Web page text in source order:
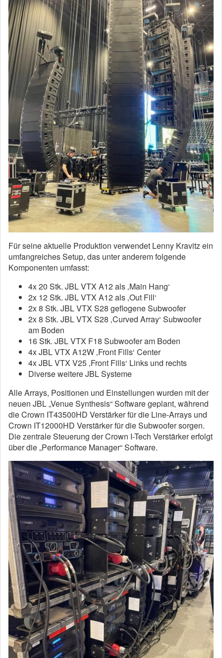
Für seine aktuelle Produktion verwendet Lenny Kravitz ein
umfangreiches Setup, das unter anderem folgende
Komponenten umfasst:
4x 20 Stk. JBL VTX A12 als ‚Main Hang‘
2x 12 Stk. JBL VTX A12 als ‚Out Fill‘
2x 8 Stk. JBL VTX S28 geflogene Subwoofer
2x 8 Stk. JBL VTX S28 ‚Curved Array‘ Subwoofer
am Boden
16 Stk. JBL VTX F18 Subwoofer am Boden
4x JBL VTX A12W ‚Front Fills‘ Center
4x JBL VTX V25 ‚Front Fills‘ Links und rechts
Diverse weitere JBL Systeme
Alle Arrays, Positionen und Einstellungen wurden mit der
neuen JBL „Venue Synthesis“ Software geplant, während
die Crown IT43500HD Verstärker für die Line-Arrays und
Crown IT12000HD Verstärker für die Subwoofer sorgen.
Die zentrale Steuerung der Crown I-Tech Verstärker erfolgt
über die „Performance Manager“ Software.